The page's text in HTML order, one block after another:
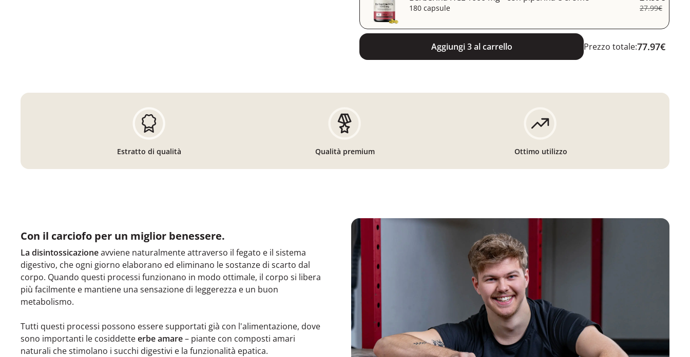
180 capsule 27.99€
Aggiungi 3 al carrello Prezzo totale:77.97€
Estratto di qualità Qualità premium Ottimo utilizzo
Con il carciofo per un miglior benessere.
La disintossicazioneavviene naturalmente attraverso il fegato e il sistema
digestivo, che ogni giorno elaborano ed eliminano le sostanze di scarto dal
corpo. Quando questi processi funzionano in modo ottimale, il corpo si libera
più facilmente e mantiene una sensazione di leggerezza e un buon
metabolismo.
Tutti questi processi possono essere supportati già con l'alimentazione, dove
sono importanti le cosiddetteerbe amare– piante con composti amari
naturali che stimolano i succhi digestivi e la funzionalità epatica.